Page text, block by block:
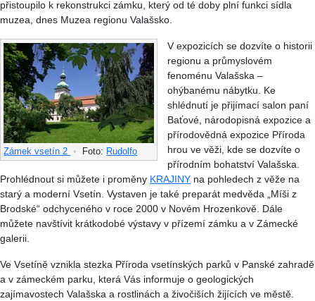
přistoupilo k rekonstrukci zámku, který od té doby plní funkci sídla
muzea, dnes Muzea regionu Valašsko.
Zámek vsetín 2 • Foto: Rudolfo
V expozicích se dozvíte o historii
regionu a průmyslovém
fenoménu Valašska –
ohýbanému nábytku. Ke
shlédnutí je přijímací salon paní
Baťové, národopisná expozice a
přírodovědná expozice Příroda
hrou ve věži, kde se dozvíte o
přírodním bohatství Valašska.
Prohlédnout si můžete i proměny KRAJINY na pohledech z věže na
starý a moderní Vsetín. Vystaven je také preparát medvěda „Míši z
Brodské“ odchyceného v roce 2000 v Novém Hrozenkově. Dále
můžete navštívit krátkodobé výstavy v přízemí zámku a v Zámecké
galerii.
Ve Vsetíně vznikla stezka Příroda vsetínských parků v Panské zahradě
a v zámeckém parku, která Vás informuje o geologických
zajímavostech Valašska a rostlinách a živočiších žijících ve městě.